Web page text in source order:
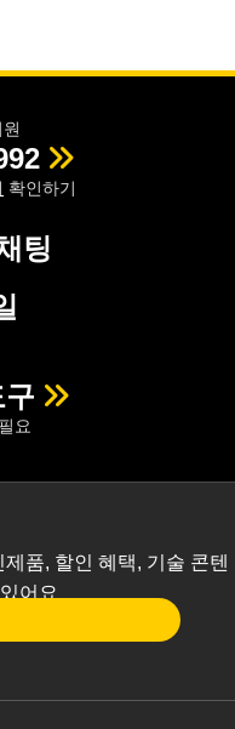
확인하기
팅
요
품, 할인 혜택, 기술 콘텐
어요